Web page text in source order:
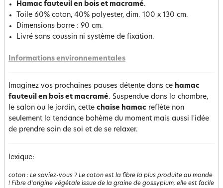
Hamac fauteuil en bois et macramé.
Toile 60% coton, 40% polyester, dim. 100 x 130 cm.
Dimensions barre : 90 cm.
Livré sans coussin ni système de fixation.
Informations environnementales
Imaginez vos prochaines pauses détente dans ce hamac
fauteuil en bois et macramé. Suspendue dans la chambre,
le salon ou le jardin, cette chaise hamac reflète non
seulement la tendance bohème du moment mais aussi l'idée
de prendre soin de soi et de se relaxer.
lexique:
coton : Le saviez-vous ? Le coton est la fibre la plus produite au monde
! Fibre d'origine végétale issue de la graine de gossypium, elle est facile